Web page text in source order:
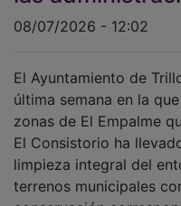
última semana en la
zonas de El Empalme
El Consistorio ha
limpieza integral del
terrenos municipales
conservación